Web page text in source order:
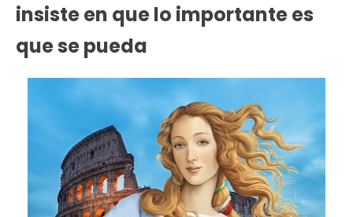
insiste en que lo importante es
que se pueda